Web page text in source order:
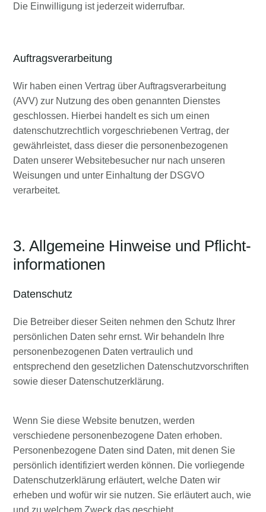
Die Einwilligung ist jederzeit widerrufbar.
Auftragsverarbeitung
Wir haben einen Vertrag über Auftragsverarbeitung
(AVV) zur Nutzung des oben genannten Dienstes
geschlossen. Hierbei handelt es sich um einen
datenschutzrechtlich vorgeschriebenen Vertrag, der
gewährleistet, dass dieser die personenbezogenen
Daten unserer Websitebesucher nur nach unseren
Weisungen und unter Einhaltung der DSGVO
verarbeitet.
3. Allgemeine Hinweise und Pflicht­
informationen
Datenschutz
Die Betreiber dieser Seiten nehmen den Schutz Ihrer
persönlichen Daten sehr ernst. Wir behandeln Ihre
personenbezogenen Daten vertraulich und
entsprechend den gesetzlichen Datenschutzvorschriften
sowie dieser Datenschutzerklärung.
Wenn Sie diese Website benutzen, werden
verschiedene personenbezogene Daten erhoben.
Personenbezogene Daten sind Daten, mit denen Sie
persönlich identifiziert werden können. Die vorliegende
Datenschutzerklärung erläutert, welche Daten wir
erheben und wofür wir sie nutzen. Sie erläutert auch, wie
und zu welchem Zweck das geschieht.